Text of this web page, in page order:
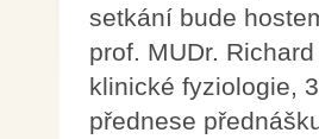
setkání bude
prof. MUDr.
klinické fyziologie,
přednese